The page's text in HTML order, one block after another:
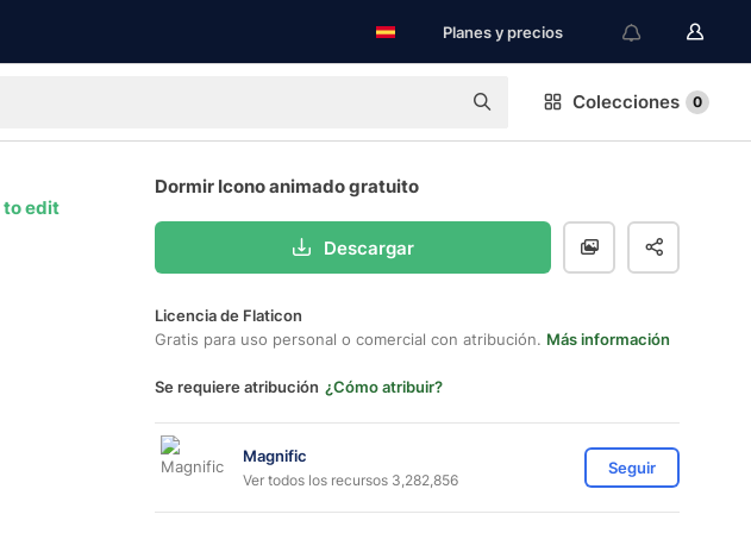
Planes y precios
Colecciones 0
to edit
Dormir Icono animado gratuito
Descargar
Licencia de Flaticon
Gratis para uso personal o comercial con atribución. Más información
Se requiere atribución ¿Cómo atribuir?
Magnific
Ver todos los recursos 3,282,856
Seguir